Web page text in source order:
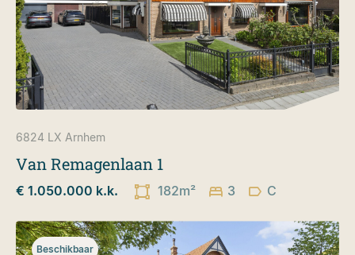
6824 LX Arnhem
Van Remagenlaan 1
€ 1.050.000 k.k. 182m² 3 C
Beschikbaar